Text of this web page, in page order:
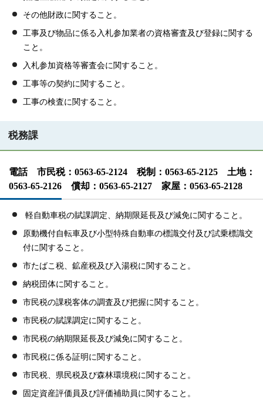
その他財政に関すること。
工事及び物品に係る入札参加業者の資格審査及び登録に関する
こと。
入札参加資格等審査会に関すること。
工事等の契約に関すること。
工事の検査に関すること。
税務課
電話 市民税：0563-65-2124 税制：0563-65-2125 土地：
0563-65-2126 償却：0563-65-2127 家屋：0563-65-2128
軽自動車税の賦課調定、納期限延長及び減免に関すること。
原動機付自転車及び小型特殊自動車の標識交付及び試乗標識交
付に関すること。
市たばこ税、鉱産税及び入湯税に関すること。
納税団体に関すること。
市民税の課税客体の調査及び把握に関すること。
市民税の賦課調定に関すること。
市民税の納期限延長及び減免に関すること。
市民税に係る証明に関すること。
市民税、県民税及び森林環境税に関すること。
固定資産評価員及び評価補助員に関すること。